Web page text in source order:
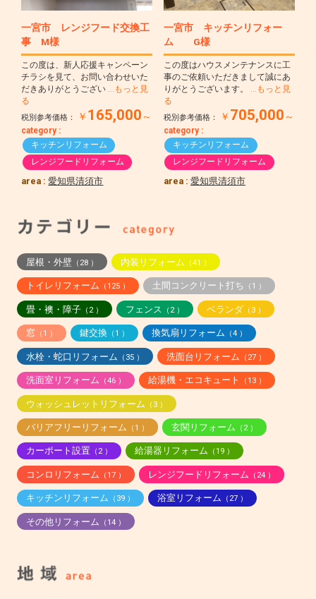
一宮市 レンジフード交換工
事 M様
この度は、新人応援キャンペーン
チラシを見て、お問い合わせいた
だきありがとうござい …もっと見
る
税別参考価格： ￥ 165,000 ～
category :
キッチンリフォーム
レンジフードリフォーム
area :愛知県清須市
一宮市 キッチンリフォー
ム G様
この度はハウスメンテナンスに工
事のご依頼いただきまして誠にあ
りがとうございます。 …もっと見
る
税別参考価格： ￥ 705,000 ～
category :
キッチンリフォーム
レンジフードリフォーム
area :愛知県清須市
屋根・外壁（28 ） 内装リフォーム （41 ）
トイレリフォーム （125 ） 土間コンクリート打ち （1 ）
畳・襖・障子（2 ） フェンス （2 ） ベランダ （3 ）
窓（1 ） 鍵交換（1 ） 換気扇リフォーム （4 ）
水栓・蛇口リフォーム （35 ） 洗面台リフォーム （27 ）
洗面室リフォーム （46 ） 給湯機・エコキュート （13 ）
ウォッシュレットリフォーム （3 ）
バリアフリーリフォーム （1 ） 玄関リフォーム （2 ）
カーポート設置（2 ） 給湯器リフォーム （19 ）
コンロリフォーム （17 ） レンジフードリフォーム （24 ）
キッチンリフォーム （39 ） 浴室リフォーム （27 ）
その他リフォーム （14 ）